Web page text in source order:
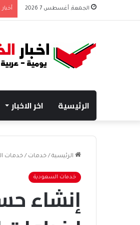
الجمعة, أغسطس 7 2026
الرئيسية اخر الاخبار
الرئيسية / خدمات / خدمات
خدمات السعودية
إنشاء